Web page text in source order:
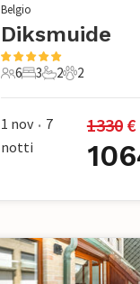
Belgio
Diksmuide
6 Ospiti
6
3 Camere da letto
3
2 Bagni
2
2 Animali
2
1 nov • 7
notti
1330 €